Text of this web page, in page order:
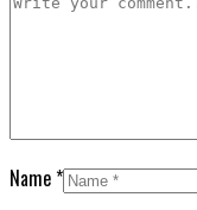
Name*